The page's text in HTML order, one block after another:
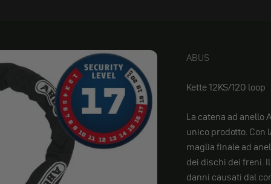
ABUS
ABUS
Kette 12KS/120 loop
La catena ad anello
unico prodotto. Con
maglia finale ad
dei dischi dei freni.
danni causati dal